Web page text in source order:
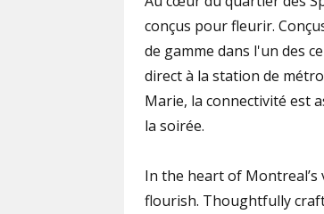
conçus pour fleurir.
de gamme dans l'un des
direct à la station de
Marie, la connectivité est
la soirée.
In the heart of Montreal’s
flourish. Thoughtfully